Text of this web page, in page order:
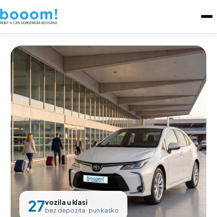
27vozila u klasi
bez depozita · pun kasko